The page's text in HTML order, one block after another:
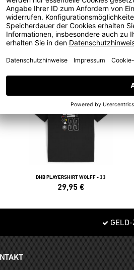
POLOS
DHB PLAYERSHIRT WOLFF - 33
29,95 €